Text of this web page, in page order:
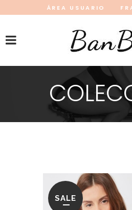
ÁREA USUARIO
SALE